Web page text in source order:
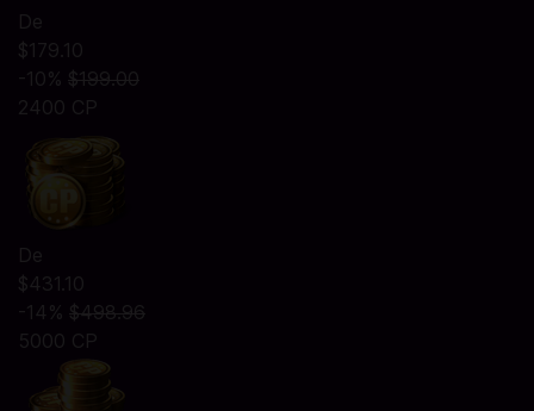
De
$179.10
-10% $199.00
2400 CP
De
$431.10
-14% $498.96
5000 CP